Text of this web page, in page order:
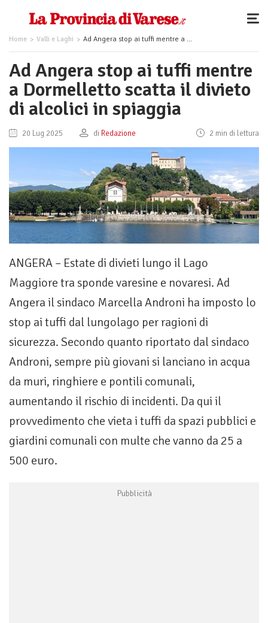
Home Valli e Laghi Ad Angera stop ai tuffi mentre a Dormelletto scatta il divieto di alcolici in spiaggia
Ad Angera stop ai tuffi mentre
a Dormelletto scatta il divieto
di alcolici in spiaggia
20 Lug 2025 di Redazione 2 min di lettura
ANGERA – Estate di divieti lungo il Lago
Maggiore tra sponde varesine e novaresi. Ad
Angera il sindaco Marcella Androni ha imposto lo
stop ai tuffi dal lungolago per ragioni di
sicurezza. Secondo quanto riportato dal sindaco
Androni, sempre più giovani si lanciano in acqua
da muri, ringhiere e pontili comunali,
aumentando il rischio di incidenti. Da qui il
provvedimento che vieta i tuffi da spazi pubblici e
giardini comunali con multe che vanno da 25 a
500 euro.